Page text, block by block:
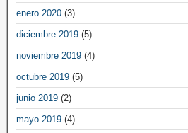
enero 2020 (3)
diciembre 2019 (5)
noviembre 2019 (4)
octubre 2019 (5)
junio 2019 (2)
mayo 2019 (4)